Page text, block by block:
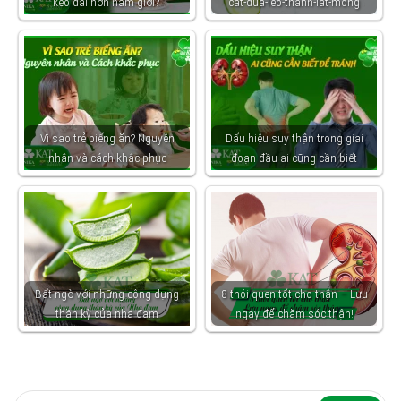
Vì sao trẻ biếng ăn? Nguyên
nhân và cách khắc phục
Dấu hiệu suy thận trong giai
đoạn đầu ai cũng cần biết
Bất ngờ với những công dụng
thần kỳ của nha đam
8 thói quen tốt cho thận – Lưu
ngay để chăm sóc thận!